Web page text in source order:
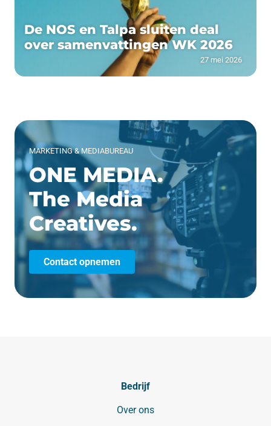
De NOS en Talpa sluiten deal
over samenvattingen WK 2026
27 mei 2026
MARKETING & MEDIABUREAU
ONE MEDIA.
The Media
Creatives.
Contact opnemen
Bedrijf
Over ons